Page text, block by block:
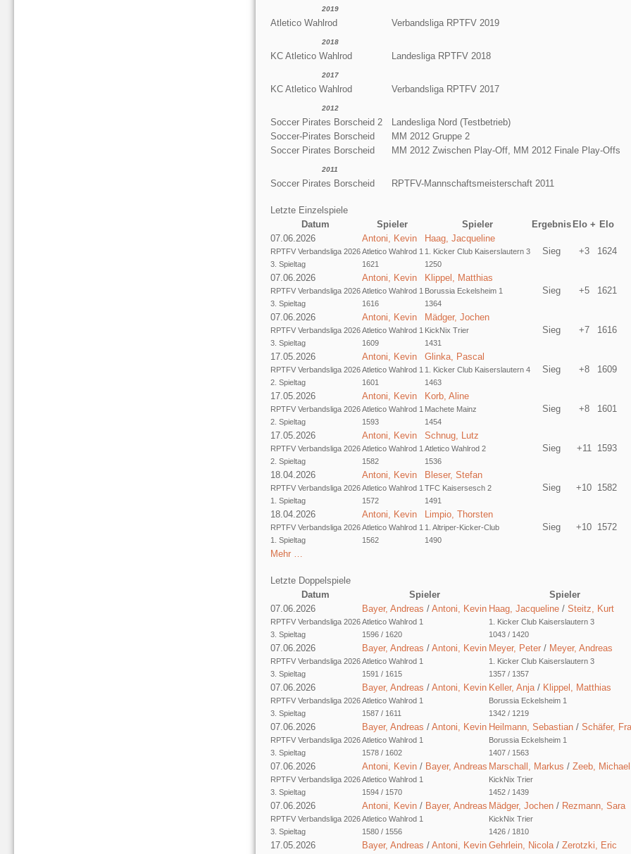
2019
Atletico Wahlrod Verbandsliga RPTFV 2019
2018
KC Atletico Wahlrod Landesliga RPTFV 2018
2017
KC Atletico Wahlrod Verbandsliga RPTFV 2017
2012
Soccer Pirates Borscheid 2
Landesliga Nord (Testbetrieb)
Soccer-Pirates Borscheid
MM 2012 Gruppe 2
Soccer Pirates Borscheid
MM 2012 Zwischen Play-Off, MM 2012 Finale Play-Offs
2011
Soccer Pirates Borscheid RPTFV-Mannschaftsmeisterschaft 2011
Letzte Einzelspiele
Datum
Spieler Spieler Ergebnis Elo + Elo
07.06.2026
RPTFV Verbandsliga 2026
3. Spieltag
Antoni, Kevin
Atletico Wahlrod 1
1621
Haag, Jacqueline
1. Kicker Club Kaiserslautern 3
1250
Sieg +3 1624
07.06.2026
RPTFV Verbandsliga 2026
3. Spieltag
Antoni, Kevin
Atletico Wahlrod 1
1616
Klippel, Matthias
Borussia Eckelsheim 1
1364
Sieg +5 1621
07.06.2026
RPTFV Verbandsliga 2026
3. Spieltag
Antoni, Kevin
Atletico Wahlrod 1
1609
Mädger, Jochen
KickNix Trier
1431
Sieg +7 1616
17.05.2026
RPTFV Verbandsliga 2026
2. Spieltag
Antoni, Kevin
Atletico Wahlrod 1
1601
Glinka, Pascal
1. Kicker Club Kaiserslautern 4
1463
Sieg +8 1609
17.05.2026
RPTFV Verbandsliga 2026
2. Spieltag
Antoni, Kevin
Atletico Wahlrod 1
1593
Korb, Aline
Machete Mainz
1454
Sieg +8 1601
17.05.2026
RPTFV Verbandsliga 2026
2. Spieltag
Antoni, Kevin
Atletico Wahlrod 1
1582
Schnug, Lutz
Atletico Wahlrod 2
1536
Sieg +11 1593
18.04.2026
RPTFV Verbandsliga 2026
1. Spieltag
Antoni, Kevin
Atletico Wahlrod 1
1572
Bleser, Stefan
TFC Kaisersesch 2
1491
Sieg +10 1582
18.04.2026
RPTFV Verbandsliga 2026
1. Spieltag
Antoni, Kevin
Atletico Wahlrod 1
1562
Limpio, Thorsten
1. Altriper-Kicker-Club
1490
Sieg +10 1572
Mehr …
Letzte Doppelspiele
Datum
Spieler Spieler
07.06.2026
RPTFV Verbandsliga 2026
3. Spieltag
Bayer, Andreas / Antoni, Kevin
Atletico Wahlrod 1
1596 / 1620
Haag, Jacqueline/ Steitz, Kurt
1. Kicker Club Kaiserslautern 3
1043 / 1420
07.06.2026
RPTFV Verbandsliga 2026
3. Spieltag
Bayer, Andreas / Antoni, Kevin
Atletico Wahlrod 1
1591 / 1615
Meyer, Peter/ Meyer, Andreas
1. Kicker Club Kaiserslautern 3
1357 / 1357
07.06.2026
RPTFV Verbandsliga 2026
3. Spieltag
Bayer, Andreas / Antoni, Kevin
Atletico Wahlrod 1
1587 / 1611
Keller, Anja/ Klippel, Matthias
Borussia Eckelsheim 1
1342 / 1219
07.06.2026
RPTFV Verbandsliga 2026
3. Spieltag
Bayer, Andreas / Antoni, Kevin
Atletico Wahlrod 1
1578 / 1602
Heilmann, Sebastian/ Schäfer,
Borussia Eckelsheim 1
1407 / 1563
07.06.2026
RPTFV Verbandsliga 2026
3. Spieltag
Antoni, Kevin/ Bayer, Andreas
Atletico Wahlrod 1
1594 / 1570
Marschall, Markus / Zeeb, Michael
KickNix Trier
1452 / 1439
07.06.2026
RPTFV Verbandsliga 2026
3. Spieltag
Antoni, Kevin/ Bayer, Andreas
Atletico Wahlrod 1
1580 / 1556
Mädger, Jochen/ Rezmann, Sara
KickNix Trier
1426 / 1810
17.05.2026 Bayer, Andreas / Antoni, Kevin Gehrlein, Nicola/ Zerotzki, Eric